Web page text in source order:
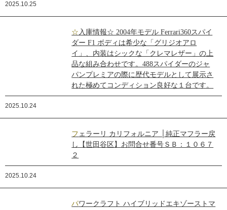
2025.10.25
☆入庫情報☆ 2004年モデル Ferrari360スパイ
ダー F1 ボディは希少な「グリジオアロ
イ」、内装はシックな「クレマレザー」の上
品な組み合わせです。488スパイダーのジャ
パンプレミアの際に歴代モデルとして展示さ
れた極めてコンディション良好な１台です。
2025.10.24
フェラーリ カリフォルニア │純正マフラー戻
し【世田谷区】お問合せ番号ＳＢ：１０６７
２
2025.10.24
パワークラフト ハイブリッドエキゾーストマ